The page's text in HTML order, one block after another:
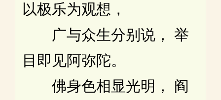
以极乐为观想，
广与众生分别说， 举
目即见阿弥陀。
佛身色相显光明， 阎